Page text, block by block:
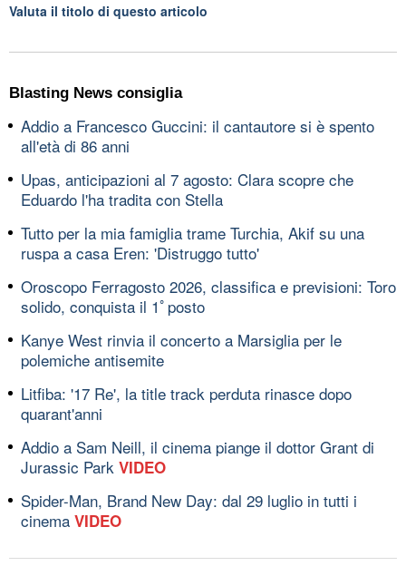
Valuta il titolo di questo articolo
Blasting News consiglia
Addio a Francesco Guccini: il cantautore si è spento
all'età di 86 anni
Upas, anticipazioni al 7 agosto: Clara scopre che
Eduardo l'ha tradita con Stella
Tutto per la mia famiglia trame Turchia, Akif su una
ruspa a casa Eren: 'Distruggo tutto'
Oroscopo Ferragosto 2026, classifica e previsioni: Toro
solido, conquista il 1ﾟposto
Kanye West rinvia il concerto a Marsiglia per le
polemiche antisemite
Litfiba: '17 Re', la title track perduta rinasce dopo
quarant'anni
Addio a Sam Neill, il cinema piange il dottor Grant di
Jurassic Park VIDEO
Spider-Man, Brand New Day: dal 29 luglio in tutti i
cinema VIDEO